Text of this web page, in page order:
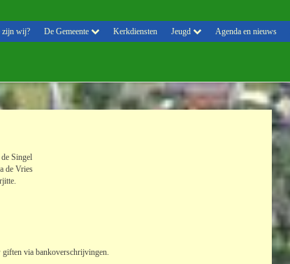
zijn wij? De Gemeente Kerkdiensten Jeugd Agenda en nieuws
Singel
de Vries
via bankoverschrijvingen.